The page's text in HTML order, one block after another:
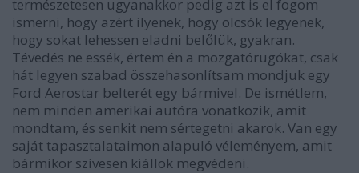
természetesen ugyanakkor pedig azt is el fogom
ismerni, hogy azért ilyenek, hogy olcsók legyenek,
hogy sokat lehessen eladni belőlük, gyakran.
Tévedés ne essék, értem én a mozgatórugókat, csak
hát legyen szabad összehasonlítsam mondjuk egy
Ford Aerostar belterét egy bármivel. De ismétlem,
nem minden amerikai autóra vonatkozik, amit
mondtam, és senkit nem sértegetni akarok. Van egy
saját tapasztalataimon alapuló véleményem, amit
bármikor szívesen kiállok megvédeni.